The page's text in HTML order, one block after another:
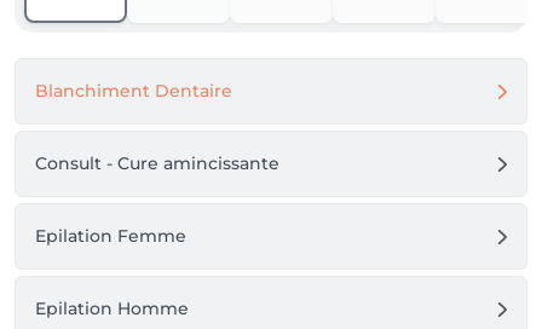
Blanchiment Dentaire
Consult - Cure amincissante
Epilation Femme
Epilation Homme